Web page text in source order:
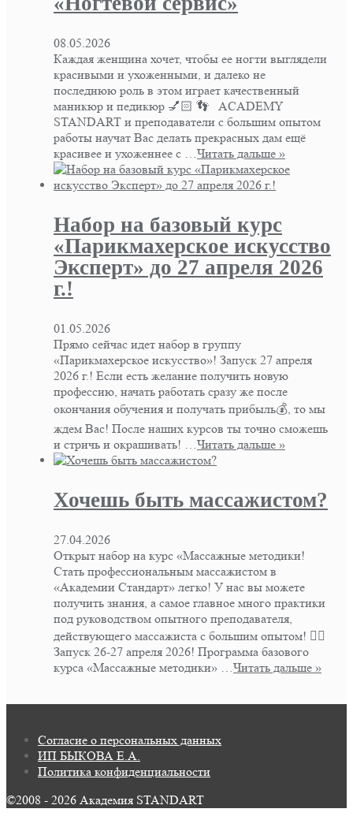
08.05.2026
Каждая женщина хочет, чтобы ее ногти выглядели
красивыми и ухоженными, и далеко не
последнюю роль в этом играет качественный
маникюр и педикюр 💅🏻 👣 ACADEMY
STANDART и преподаватели с большим опытом
работы научат Вас делать прекрасных дам ещё
красивее и ухоженнее с …Читать дальше »
Набор на базовый курс
«Парикмахерское искусство
Эксперт» до 27 апреля 2026
г.!
01.05.2026
Прямо сейчас идет набор в группу
«Парикмахерское искусство»! Запуск 27 апреля
2026 г.! Если есть желание получить новую
профессию, начать работать сразу же после
окончания обучения и получать прибыль💰, то мы
ждем Вас! После наших курсов ты точно сможешь
и стричь и окрашивать! …Читать дальше »
Хочешь быть массажистом?
27.04.2026
Открыт набор на курс «Массажные методики!
Стать профессиональным массажистом в
«Академии Стандарт» легко! У нас вы можете
получить знания, а самое главное много практики
под руководством опытного преподавателя,
действующего массажиста с большим опытом! 👍🏻
Запуск 26-27 апреля 2026! Программа базового
курса «Массажные методики» …Читать дальше »
Согласие о персональных данных
ИП БЫКОВА Е.А.
Политика конфиденциальности
©2008 - 2026 Академия STANDART